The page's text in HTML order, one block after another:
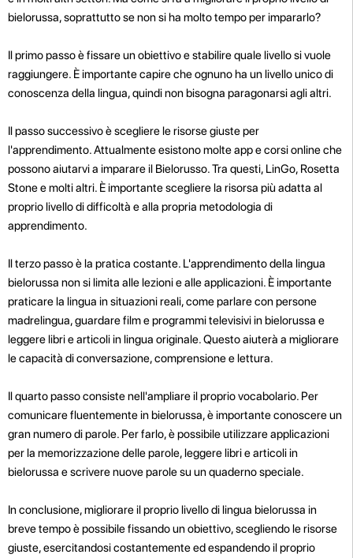
bielorussa, soprattutto se non si ha molto tempo per impararlo?
Il primo passo è fissare un obiettivo e stabilire quale livello si vuole
raggiungere. È importante capire che ognuno ha un livello unico di
conoscenza della lingua, quindi non bisogna paragonarsi agli altri.
Il passo successivo è scegliere le risorse giuste per
l'apprendimento. Attualmente esistono molte app e corsi online che
possono aiutarvi a imparare il Bielorusso. Tra questi, LinGo, Rosetta
Stone e molti altri. È importante scegliere la risorsa più adatta al
proprio livello di difficoltà e alla propria metodologia di
apprendimento.
Il terzo passo è la pratica costante. L'apprendimento della lingua
bielorussa non si limita alle lezioni e alle applicazioni. È importante
praticare la lingua in situazioni reali, come parlare con persone
madrelingua, guardare film e programmi televisivi in bielorussa e
leggere libri e articoli in lingua originale. Questo aiuterà a migliorare
le capacità di conversazione, comprensione e lettura.
Il quarto passo consiste nell'ampliare il proprio vocabolario. Per
comunicare fluentemente in bielorussa, è importante conoscere un
gran numero di parole. Per farlo, è possibile utilizzare applicazioni
per la memorizzazione delle parole, leggere libri e articoli in
bielorussa e scrivere nuove parole su un quaderno speciale.
In conclusione, migliorare il proprio livello di lingua bielorussa in
breve tempo è possibile fissando un obiettivo, scegliendo le risorse
giuste, esercitandosi costantemente ed espandendo il proprio